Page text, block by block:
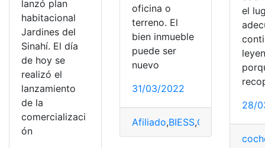
lanzó plan
habitacional
Jardines del
Sinahí. El día
de hoy se
realizó el
lanzamiento
de la
comercializaci
ón
oficina o
terreno. El
bien inmueble
puede ser
nuevo
31/03/2022
Afiliado,BIESS,Crédito,
el
28/